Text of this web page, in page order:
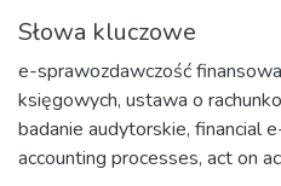
Słowa kluczowe
e-sprawozdawczość finansowa
księgowych, ustawa o
badanie audytorskie, financial
accounting processes, act on